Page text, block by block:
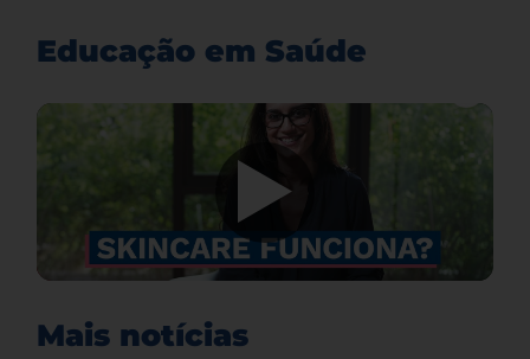
Educação em Saúde
Mais notícias